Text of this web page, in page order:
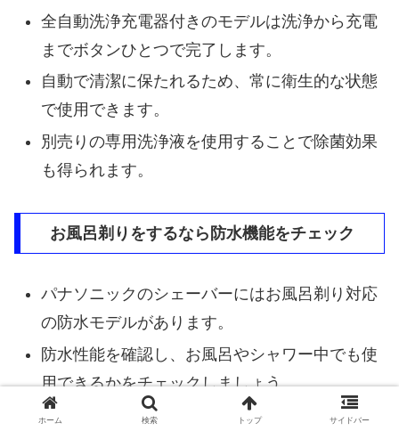
全自動洗浄充電器付きのモデルは洗浄から充電
までボタンひとつで完了します。
自動で清潔に保たれるため、常に衛生的な状態
で使用できます。
別売りの専用洗浄液を使用することで除菌効果
も得られます。
お風呂剃りをするなら防水機能をチェック
パナソニックのシェーバーにはお風呂剃り対応
の防水モデルがあります。
防水性能を確認し、お風呂やシャワー中でも使
用できるかをチェックしましょう。
注意点として、全てのモデルがお風呂剃りに対
ホーム 検索 トップ サイドバー